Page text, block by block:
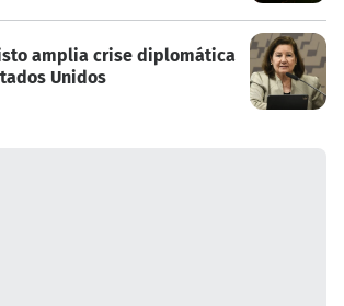
amplia crise diplomática
Unidos